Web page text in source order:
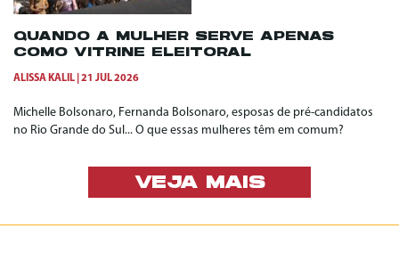
QUANDO A MULHER SERVE APENAS
COMO VITRINE ELEITORAL
ALISSA KALIL 21 JUL 2026
Michelle Bolsonaro, Fernanda Bolsonaro, esposas de pré-candidatos
no Rio Grande do Sul... O que essas mulheres têm em comum?
VEJA MAIS